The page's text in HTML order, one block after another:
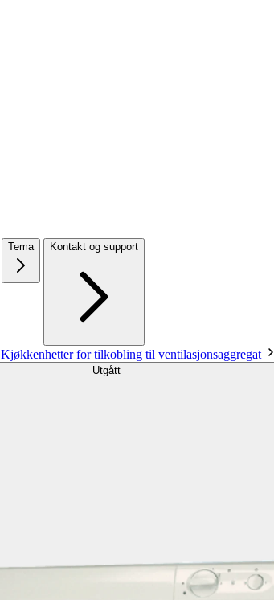
Tema Kontakt og support
Kjøkkenhetter for tilkobling til ventilasjonsaggregat
Utgått